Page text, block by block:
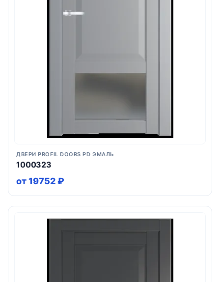
ДВЕРИ PROFIL DOORS PD ЭМАЛЬ
1000323
от 19752 ₽